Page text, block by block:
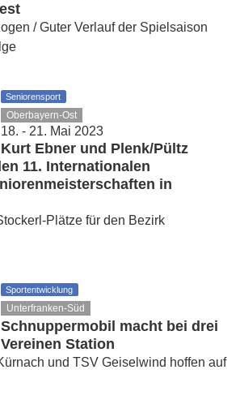
/ Guter Verlauf der Spielsaison
Seniorensport
Oberbayern-Ost
18. - 21. Mai 2023
Kurt Ebner und Plenk/Pültz
11. Internationalen
in
Plätze für den Bezirk
Sportentwicklung
Unterfranken-Süd
Schnuppermobil macht bei drei
Vereinen Station
und TSV Geiselwind hoffen auf